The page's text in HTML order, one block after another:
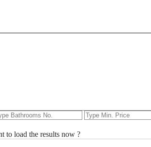
to load the results now ?